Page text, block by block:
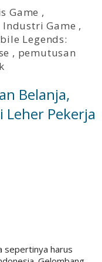
Game ,
Industri Game ,
Legends:
, pemutusan
Belanja,
Leher Pekerja
sepertinya harus